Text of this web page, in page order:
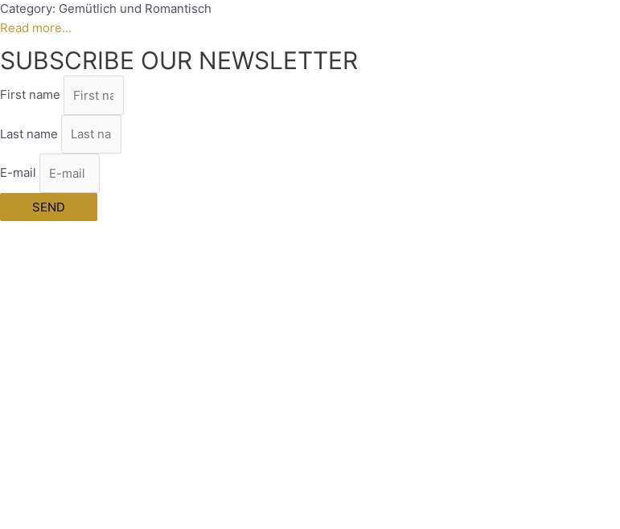
Category: Gemütlich und Romantisch
Read more...
SUBSCRIBE OUR NEWSLETTER
First name
Last name
E-mail
SEND